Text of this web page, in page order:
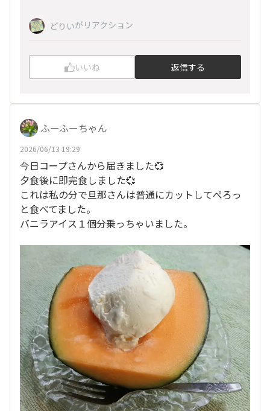
どりいがリアクション
いいね 返信する
ふーふーちゃん
2026/06/13 19:29
今日コープさんから届きました💞
夕食後に即完食しました💞
これは私の分で旦那さんは普通にカットしてぺろっ
と食べてました。
バニラアイス１個分乗っちゃいました。